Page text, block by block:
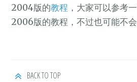
2004版的教程 ，大家可以参考
2006版的教程，不过也可能不会
BACK TO TOP